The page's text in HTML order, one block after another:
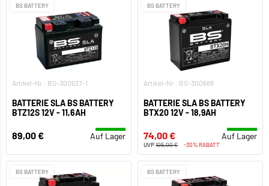
BS BATTERY
Artikel-Nr.: BS-300637-1
BATTERIE SLA BS BATTERY
BTZ12S 12V - 11,6AH
89,00 € Auf Lager
BS BATTERY
Artikel-Nr.: BS-300688
BATTERIE SLA BS BATTERY
BTX20 12V - 18,9AH
74,00 € Auf Lager
UVP105,00 € -30% RABATT
BS BATTERY BS BATTERY